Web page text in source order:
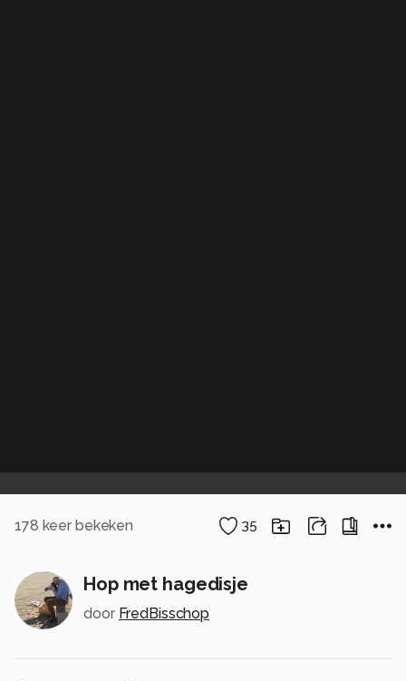
178 keer bekeken 35
Hop met hagedisje
door FredBisschop